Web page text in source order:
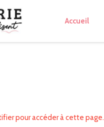
Accueil
pour accéder à cette page.